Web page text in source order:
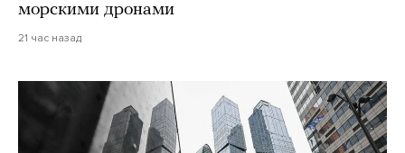
морскими дронами
21 час назад